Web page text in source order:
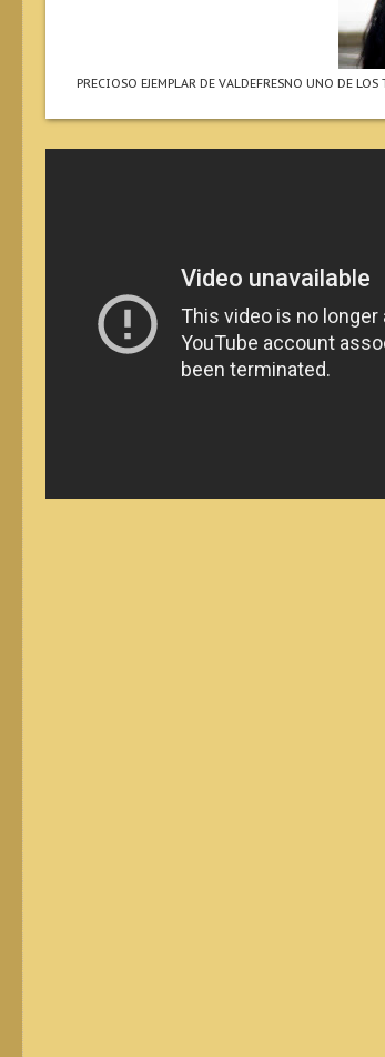
PRECIOSO EJEMPLAR DE VALDEFRESNO UNO DE